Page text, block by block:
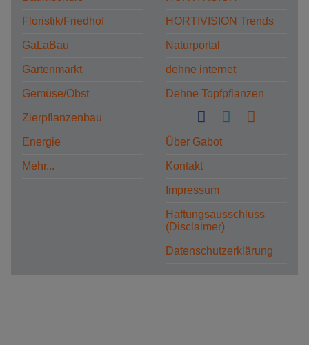
Floristik/Friedhof
GaLaBau
Gartenmarkt
Gemüse/Obst
Zierpflanzenbau
Energie
Mehr...
HORTIVISION Trends
Naturportal
dehne internet
Dehne Topfpflanzen
Über Gabot
Kontakt
Impressum
Haftungsausschluss
(Disclaimer)
Datenschutzerklärung